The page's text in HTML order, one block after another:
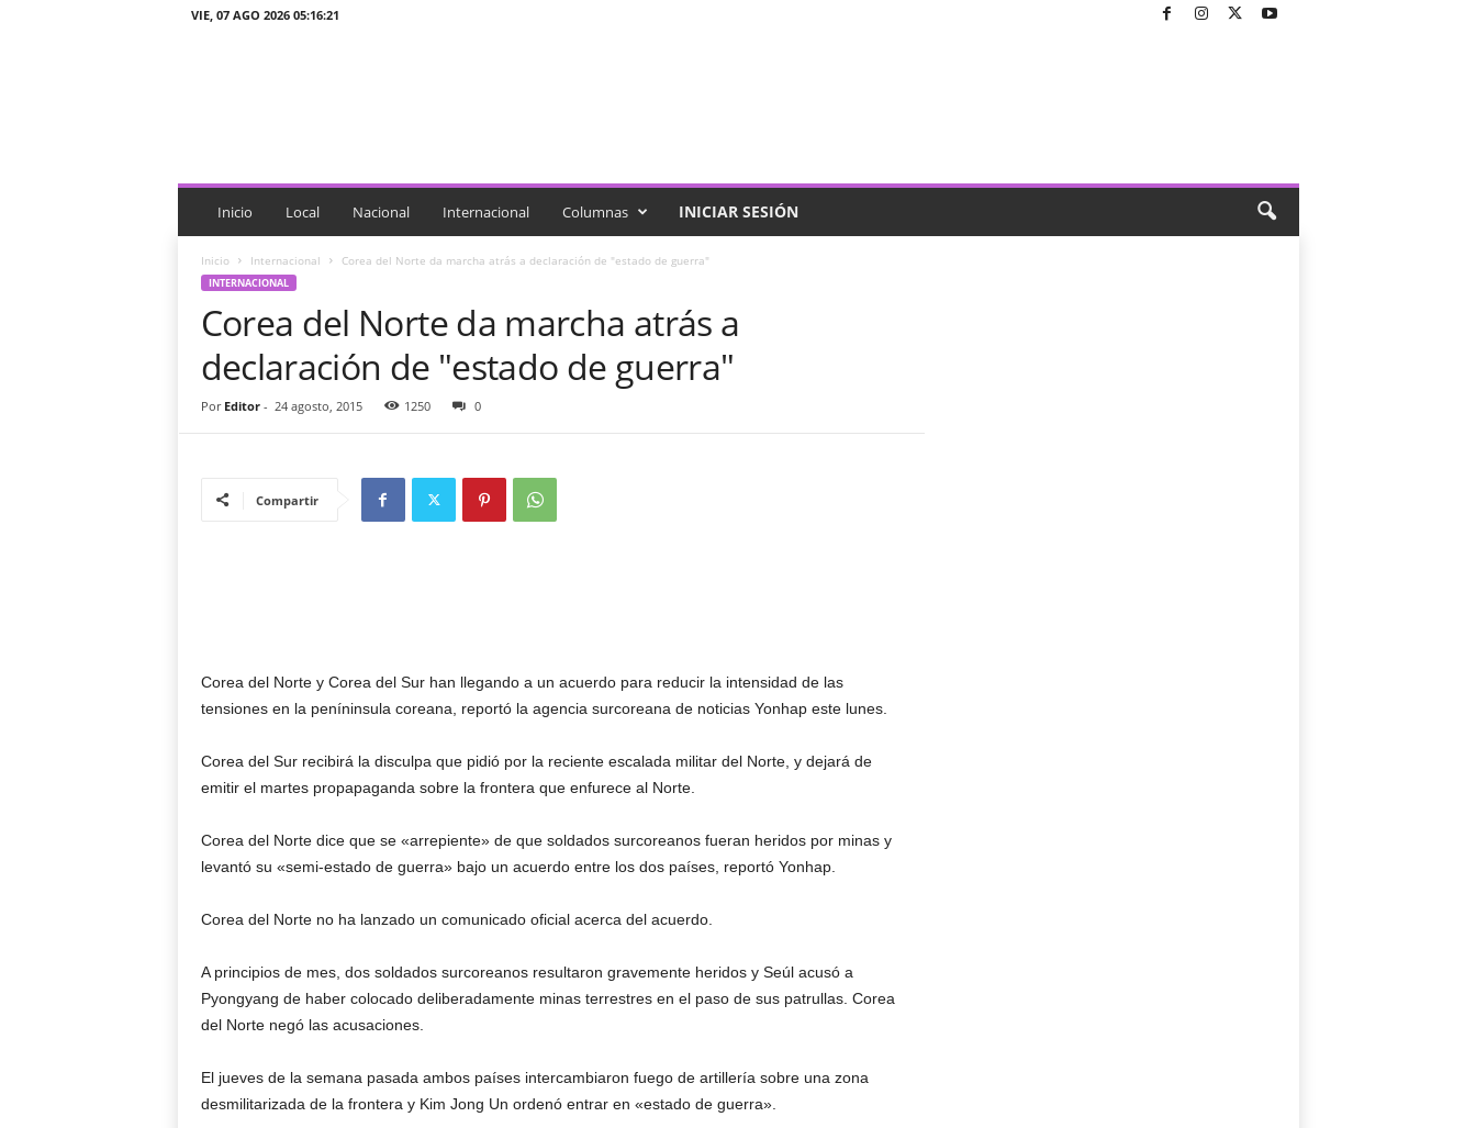
VIE, 07 AGO 2026 05:16:21
c
a
Inicio Local Nacional Internacional Columnas INICIAR SESIÓN
Inicio Internacional Corea del Norte da marcha atrás a declaración de "estado de guerra"
INTERNACIONAL
Corea del Norte da marcha atrás a
declaración de "estado de guerra"
Por Editor- 24 agosto, 2015 1250 0
Compartir
Corea del Norte y Corea del Sur han llegando a un acuerdo para reducir la intensidad de las
tensiones en la peníninsula coreana, reportó la agencia surcoreana de noticias Yonhap este lunes.
Corea del Sur recibirá la disculpa que pidió por la reciente escalada militar del Norte, y dejará de
emitir el martes propapaganda sobre la frontera que enfurece al Norte.
Corea del Norte dice que se «arrepiente» de que soldados surcoreanos fueran heridos por minas y
levantó su «semi-estado de guerra» bajo un acuerdo entre los dos países, reportó Yonhap.
Corea del Norte no ha lanzado un comunicado oficial acerca del acuerdo.
A principios de mes, dos soldados surcoreanos resultaron gravemente heridos y Seúl acusó a
Pyongyang de haber colocado deliberadamente minas terrestres en el paso de sus patrullas. Corea
del Norte negó las acusaciones.
El jueves de la semana pasada ambos países intercambiaron fuego de artillería sobre una zona
desmilitarizada de la frontera y Kim Jong Un ordenó entrar en «estado de guerra».